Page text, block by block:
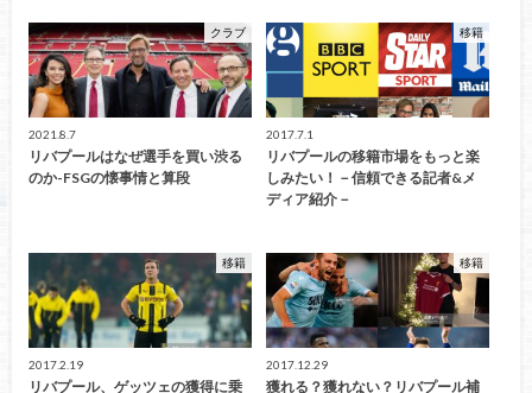
クラブ
2021.8.7
リバプールはなぜ選手を買い渋る
のか-FSGの懐事情と算段
移籍
2017.7.1
リバプールの移籍市場をもっと楽
しみたい！－信頼できる記者&メ
ディア紹介－
移籍
2017.2.19
リバプール、ゲッツェの獲得に乗
移籍
2017.12.29
獲れる？獲れない？リバプール補